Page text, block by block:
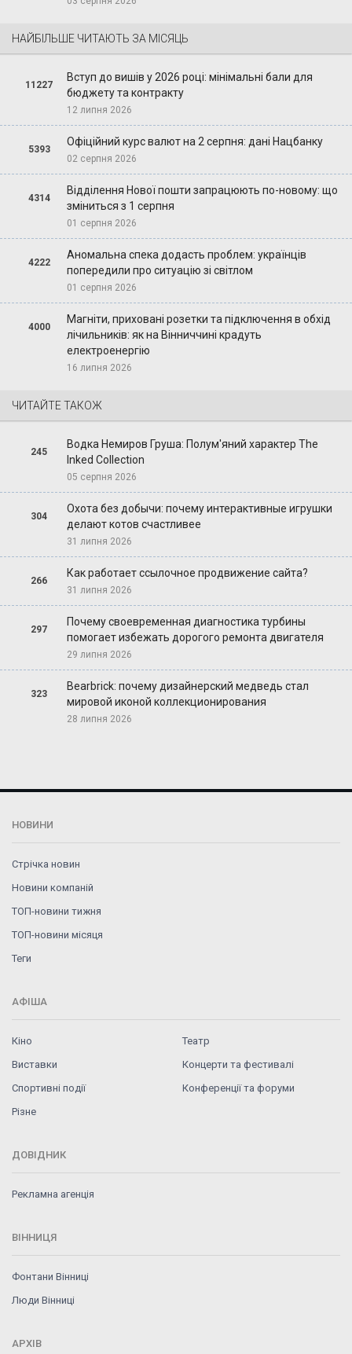
НАЙБІЛЬШЕ ЧИТАЮТЬ ЗА МІСЯЦЬ
11227
Вступ до вишів у 2026 році: мінімальні бали для
бюджету та контракту
12 липня 2026
5393
Офіційний курс валют на 2 серпня: дані Нацбанку
02 серпня 2026
4314
Відділення Нової пошти запрацюють по-новому: що
зміниться з 1 серпня
01 серпня 2026
4222
Аномальна спека додасть проблем: українців
попередили про ситуацію зі світлом
01 серпня 2026
4000
Магніти, приховані розетки та підключення в обхід
лічильників: як на Вінниччині крадуть
електроенергію
16 липня 2026
ЧИТАЙТЕ ТАКОЖ
245
Водка Немиров Груша: Полум'яний характер The
Inked Collection
05 серпня 2026
304
Охота без добычи: почему интерактивные игрушки
делают котов счастливее
31 липня 2026
266
Как работает ссылочное продвижение сайта?
31 липня 2026
297
Почему своевременная диагностика турбины
помогает избежать дорогого ремонта двигателя
29 липня 2026
323
Bearbrick: почему дизайнерский медведь стал
мировой иконой коллекционирования
28 липня 2026
НОВИНИ
Стрічка новин
Новини компаній
ТОП-новини тижня
ТОП-новини місяця
Теги
АФІША
Кіно
Театр
Виставки
Концерти та фестивалі
Спортивні події
Конференції та форуми
Різне
ДОВІДНИК
Рекламна агенція
ВІННИЦЯ
Фонтани Вінниці
Люди Вінниці
АРХІВ